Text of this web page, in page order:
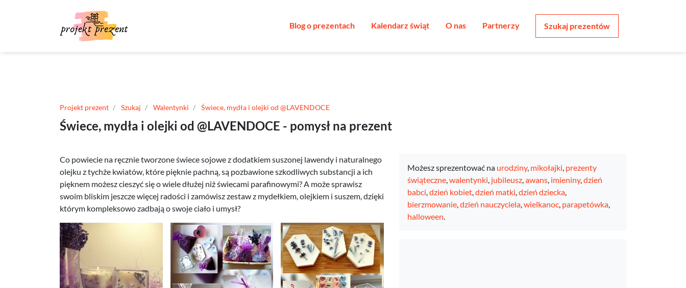
Blog o prezentach Kalendarz świąt O nas Partnerzy Szukaj prezentów
Projekt prezent Szukaj Walentynki Świece, mydła i olejki od @LAVENDOCE
Świece, mydła i olejki od @LAVENDOCE - pomysł na prezent
Co powiecie na ręcznie tworzone świece sojowe z dodatkiem suszonej lawendy i naturalnego
olejku z tychże kwiatów, które pięknie pachną, są pozbawione szkodliwych substancji a ich
pięknem możesz cieszyć się o wiele dłużej niż świecami parafinowymi? A może sprawisz
swoim bliskim jeszcze więcej radości i zamówisz zestaw z mydełkiem, olejkiem i suszem, dzięki
którym kompleksowo zadbają o swoje ciało i umysł?
Możesz sprezentować na urodziny, mikołajki, prezenty
świąteczne,walentynki, jubileusz,awans, imieniny,dzień
babci,dzień kobiet,dzień matki,dzień dziecka,
bierzmowanie,dzień nauczyciela,wielkanoc, parapetówka,
halloween.